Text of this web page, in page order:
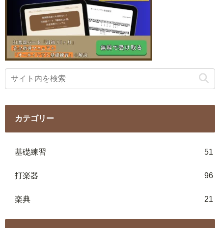
カテゴリー
基礎練習 51
打楽器 96
楽典 21